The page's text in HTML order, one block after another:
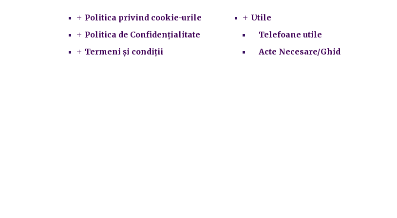
Politica privind cookie-urile
Politica de Confidențialitate
Termeni și condiții
Utile
Telefoane utile
Acte Necesare/Ghid